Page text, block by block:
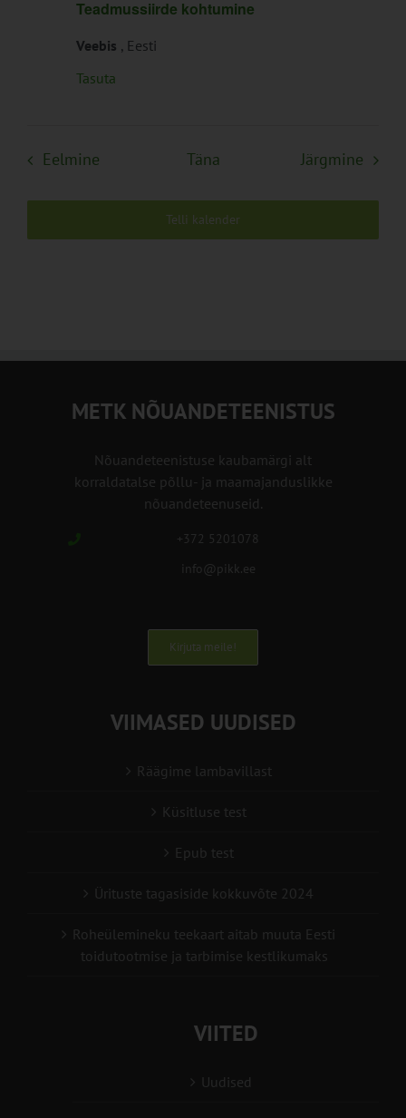
Teadmussiirde kohtumine
Veebis , Eesti
Tasuta
EelmineSündmused Täna Järgmine
Telli kalender
METK NÕUANDETEENISTUS
Nõuandeteenistuse kaubamärgi alt
korraldatalse põllu- ja maamajanduslikke
nõuandeteenuseid.
+372 5201078
info@pikk.ee
Kirjuta meile!
VIIMASED UUDISED
Räägime lambavillast
Küsitluse test
Epub test
Ürituste tagasiside kokkuvõte 2024
Roheülemineku teekaart aitab muuta Eesti
toidutootmise ja tarbimise kestlikumaks
VIITED
Uudised